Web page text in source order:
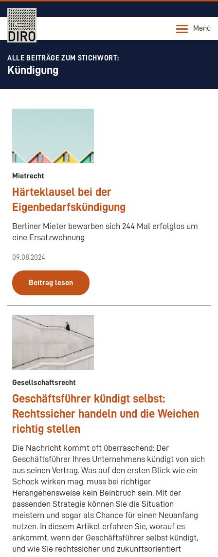
Menü
ALLE BEITRÄGE ZUM STICHWORT:
Kündigung
Mietrecht
Härteklausel bei der
Eigenbedarfskündigung
Berliner Mieter bewarben sich 244 Mal erfolglos um
eine Ersatzwohnung
09.08.2024
Beitrag lesen
Gesellschaftsrecht
Geschäftsführer kündigt selbst:
Rechtssicher handeln und die Weichen
richtig stellen
Die Nachricht kommt oft überraschend: Der
Geschäftsführer Ihres Unternehmens kündigt von sich
aus seinen Vertrag. Was auf den ersten Blick wie ein
Schock wirken mag, muss bei richtiger
Herangehensweise kein Beinbruch sein. Mit der
passenden Strategie können Sie die Situation
meistern und sogar als Chance für einen Neuanfang
nutzen. In diesem Artikel erfahren Sie, worauf es
ankommt, wenn der Geschäftsführer selbst kündigt,
und wie Sie rechtssicher und zukunftsorientiert